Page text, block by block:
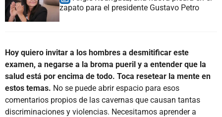
zapato para el presidente Gustavo Petro
Hoy quiero invitar a los hombres a desmitificar este
examen, a negarse a la broma pueril y a entender que la
salud está por encima de todo. Toca resetear la mente en
estos temas. No se puede abrir espacio para esos
comentarios propios de las cavernas que causan tantas
discriminaciones y violencias. Necesitamos aprender a